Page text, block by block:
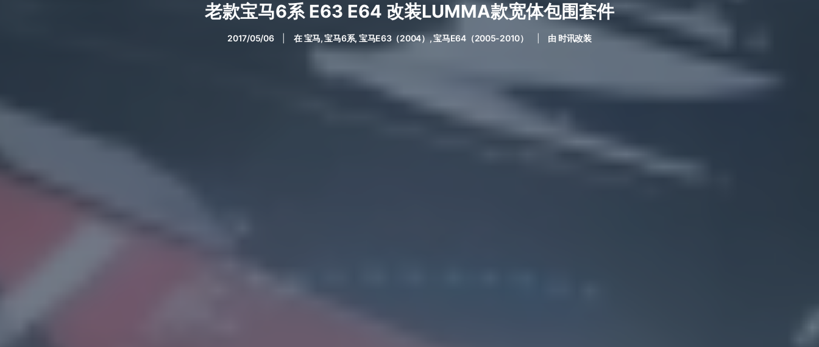
老款宝马6系 E63 E64 改装LUMMA款宽体包围套件
2017/05/06 在宝马,宝马6系, 宝马E63（2004）,宝马E64（2005-2010） 由 时讯改装